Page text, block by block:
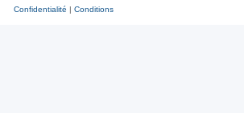
Confidentialité | Conditions